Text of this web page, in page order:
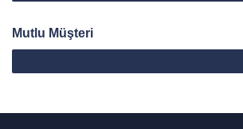
Mutlu Müşteri